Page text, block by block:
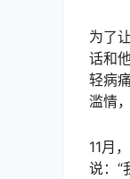
为了
话和
轻病
滥情
11月
说：“